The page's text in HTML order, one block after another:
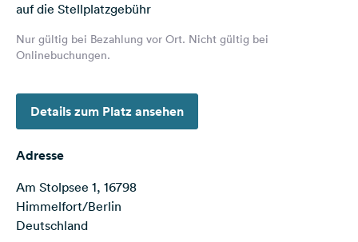
Sprache:
Deutsch
uns
auf
Social
Instagram
auf die Stellplatzgebühr
Nur gültig bei Bezahlung vor Ort. Nicht gültig bei
Onlinebuchungen.
Details zum Platz ansehen
Adresse
Am Stolpsee 1, 16798
Himmelfort/Berlin
Deutschland